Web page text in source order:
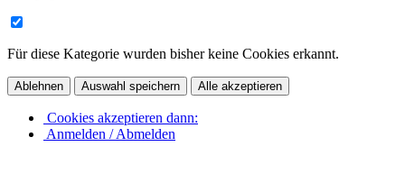
Für diese Kategorie wurden bisher keine Cookies erkannt.
Ablehnen Auswahl speichern Alle akzeptieren
Cookies akzeptieren dann:
Anmelden / Abmelden